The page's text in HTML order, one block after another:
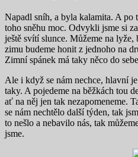
Napadl sníh, a byla kalamita. A po
toho sněhu moc. Odvykli jsme si
ještě svítí slunce. Můžeme na lyže,
zimu budeme honit z jednoho na
Zimní spánek má taky něco do
Ale i když se nám nechce, hlavní
taky. A pojedeme na běžkách tou
ať na něj jen tak nezapomeneme.
se nám nechtělo další týden, tak
to nešlo a nebavilo nás, tak
jsme.